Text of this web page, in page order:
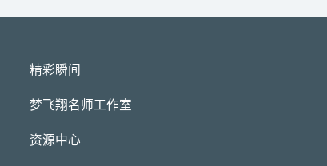
精彩瞬间
梦飞翔名师工作室
资源中心